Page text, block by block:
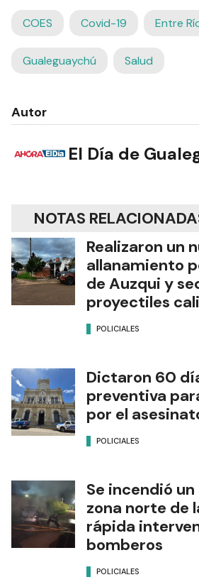
COES Covid-19 Entre
Gualeguaychú Salud
Autor
El Día de
NOTAS
Realizaron un
allanamiento
de Auzqui y
proyectiles
POLICIALES
Dictaron 60
preventiva
por el
POLICIALES
Se incendió
zona norte de
rápida
bomberos
POLICIALES